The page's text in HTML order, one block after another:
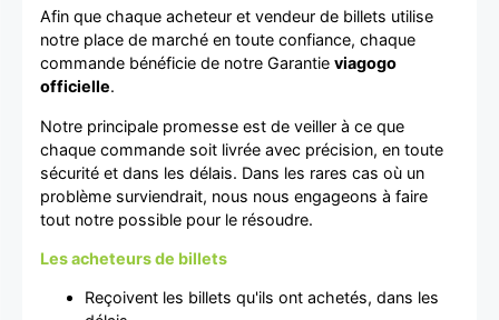
Afin que chaque acheteur et vendeur de billets utilise
notre place de marché en toute confiance, chaque
commande bénéficie de notre Garantie viagogo
officielle.
Notre principale promesse est de veiller à ce que
chaque commande soit livrée avec précision, en toute
sécurité et dans les délais. Dans les rares cas où un
problème surviendrait, nous nous engageons à faire
tout notre possible pour le résoudre.
Les acheteurs de billets
Reçoivent les billets qu'ils ont achetés, dans les